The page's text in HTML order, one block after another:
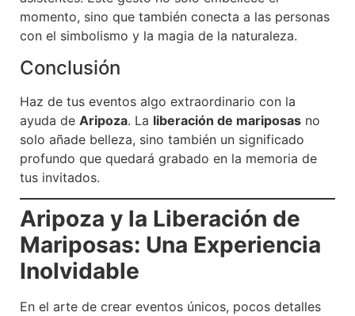
momento, sino que también conecta a las personas
con el simbolismo y la magia de la naturaleza.
Conclusión
Haz de tus eventos algo extraordinario con la
ayuda de Aripoza. La liberación de mariposas no
solo añade belleza, sino también un significado
profundo que quedará grabado en la memoria de
tus invitados.
Aripoza y la Liberación de
Mariposas: Una Experiencia
Inolvidable
En el arte de crear eventos únicos, pocos detalles